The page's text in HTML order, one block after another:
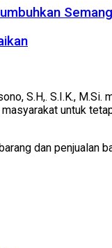
S.H,. S.I.K.,
untuk
dan penjualan